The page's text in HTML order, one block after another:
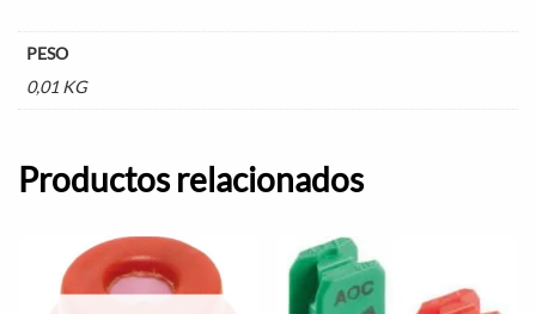
PESO
0,01 KG
Productos relacionados